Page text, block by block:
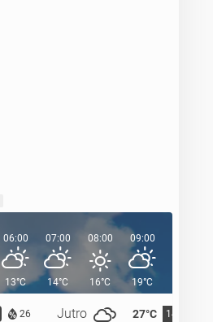
26 Jutro 27°C 14°C
06:00
13°C
07:00
14°C
08:00
16°C
09:00
19°C